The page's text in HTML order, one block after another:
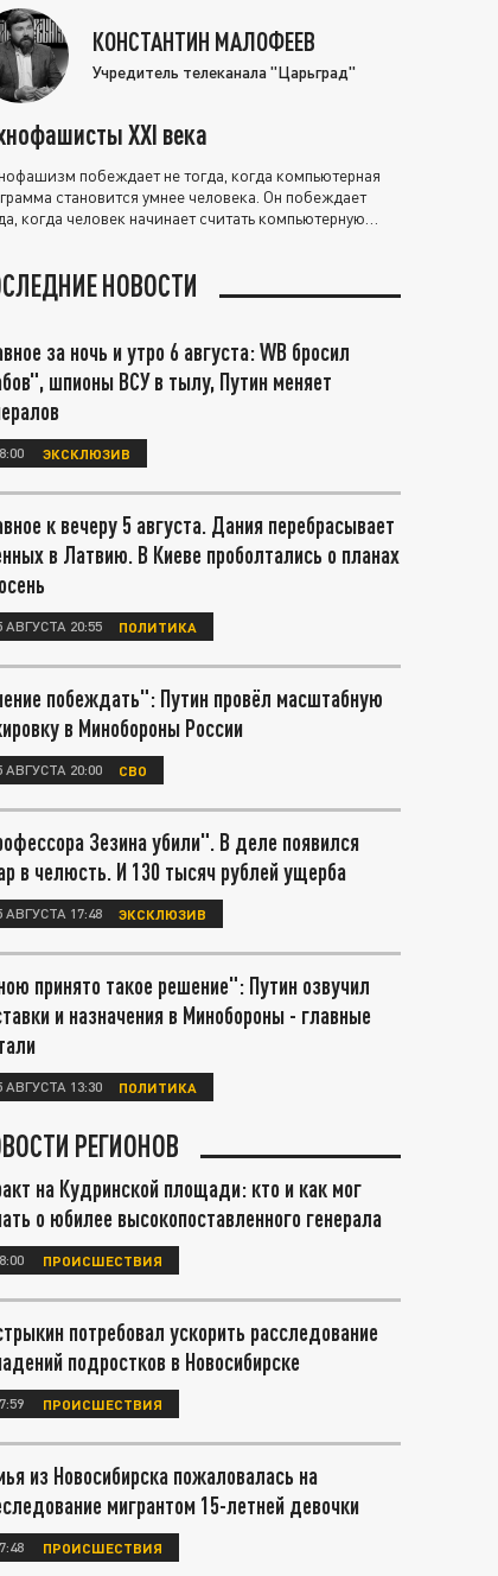
КОНСТАНТИН МАЛОФЕЕВ
Учредитель телеканала "Царьград"
XXI века
побеждает не тогда, когда компьютерная
становится умнее человека. Он побеждает
когда человек начинает считать компьютерную
НОВОСТИ
за ночь и утро 6 августа: WB бросил
шпионы ВСУ в тылу, Путин меняет
ЭКСКЛЮЗИВ
к вечеру 5 августа. Дания перебрасывает
в Латвию. В Киеве проболтались о планах
АВГУСТА 20:55 ПОЛИТИКА
побеждать": Путин провёл масштабную
в Минобороны России
АВГУСТА 20:00 СВО
Зезина убили". В деле появился
в челюсть. И 130 тысяч рублей ущерба
АВГУСТА 17:48 ЭКСКЛЮЗИВ
принято такое решение": Путин озвучил
и назначения в Минобороны - главные
АВГУСТА 13:30 ПОЛИТИКА
РЕГИОНОВ
на Кудринской площади: кто и как мог
о юбилее высокопоставленного генерала
ПРОИСШЕСТВИЯ
потребовал ускорить расследование
подростков в Новосибирске
ПРОИСШЕСТВИЯ
из Новосибирска пожаловалась на
мигрантом 15-летней девочки
ПРОИСШЕСТВИЯ